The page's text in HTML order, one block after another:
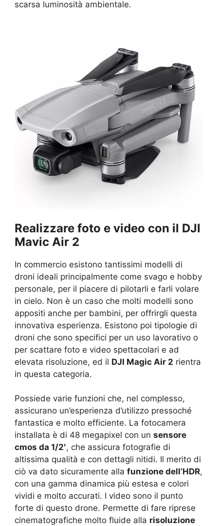
scarsa luminosità ambientale.
Realizzare foto e video con il DJI
Mavic Air 2
In commercio esistono tantissimi modelli di
droni ideali principalmente come svago e hobby
personale, per il piacere di pilotarli e farli volare
in cielo. Non è un caso che molti modelli sono
appositi anche per bambini, per offrirgli questa
innovativa esperienza. Esistono poi tipologie di
droni che sono specifici per un uso lavorativo o
per scattare foto e video spettacolari e ad
elevata risoluzione, ed il DJI Magic Air 2 rientra
in questa categoria.
Possiede varie funzioni che, nel complesso,
assicurano un’esperienza d’utilizzo pressoché
fantastica e molto efficiente. La fotocamera
installata è di 48 megapixel con un sensore
cmos da 1/2′, che assicura fotografie di
altissima qualità e con dettagli nitidi. Il merito di
ciò va dato sicuramente alla funzione dell’HDR,
con una gamma dinamica più estesa e colori
vividi e molto accurati. I video sono il punto
forte di questo drone. Permette di fare riprese
cinematografiche molto fluide alla risoluzione